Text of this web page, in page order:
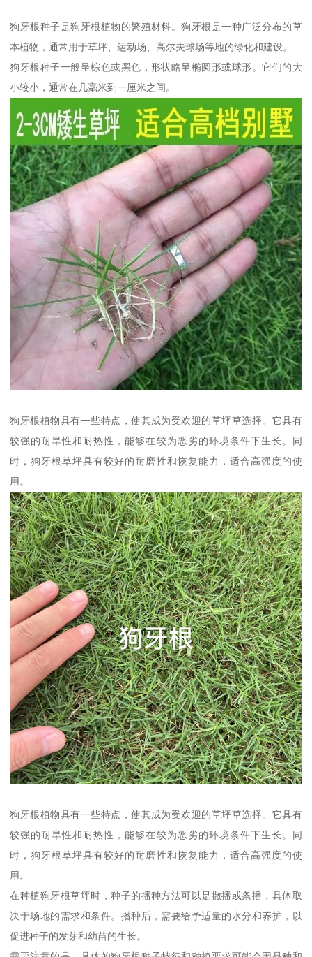
狗牙根种子是狗牙根植物的繁殖材料。狗牙根是一种广泛分布的草
本植物，通常用于草坪、运动场、高尔夫球场等地的绿化和建设。
狗牙根种子一般呈棕色或黑色，形状略呈椭圆形或球形。它们的大
小较小，通常在几毫米到一厘米之间。
狗牙根植物具有一些特点，使其成为受欢迎的草坪草选择。它具有
较强的耐旱性和耐热性，能够在较为恶劣的环境条件下生长。同
时，狗牙根草坪具有较好的耐磨性和恢复能力，适合高强度的使
用。
狗牙根植物具有一些特点，使其成为受欢迎的草坪草选择。它具有
较强的耐旱性和耐热性，能够在较为恶劣的环境条件下生长。同
时，狗牙根草坪具有较好的耐磨性和恢复能力，适合高强度的使
用。
在种植狗牙根草坪时，种子的播种方法可以是撒播或条播，具体取
决于场地的需求和条件。播种后，需要给予适量的水分和养护，以
促进种子的发芽和幼苗的生长。